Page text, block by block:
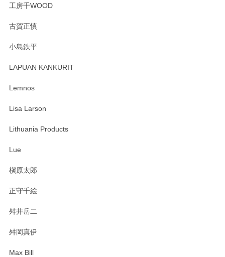
す。 素敵な湯呑みでとても気に入りました。 発送も早く、
たm(_)m
います。無事に届いたようで安心いたしまし
工房千WOOD
古賀正慎
小島鉄平
LAPUAN KANKURIT
Lemnos
Lisa Larson
Lithuania Products
Lue
槇原太郎
正守千絵
舛井岳二
舛岡真伊
Max Bill